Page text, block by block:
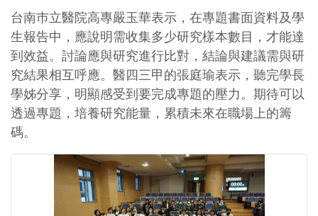
台南巿立醫院高專嚴玉華表示，在專題書面資料及學
生報告中，應說明需收集多少研究樣本數目，才能達
到效益。討論應與研究進行比對，結論與建議需與研
究結果相互呼應。醫四三甲的張庭瑜表示，聽完學長
學姊分享，明顯感受到要完成專題的壓力。期待可以
透過專題，培養研究能量，累積未來在職場上的籌
碼。